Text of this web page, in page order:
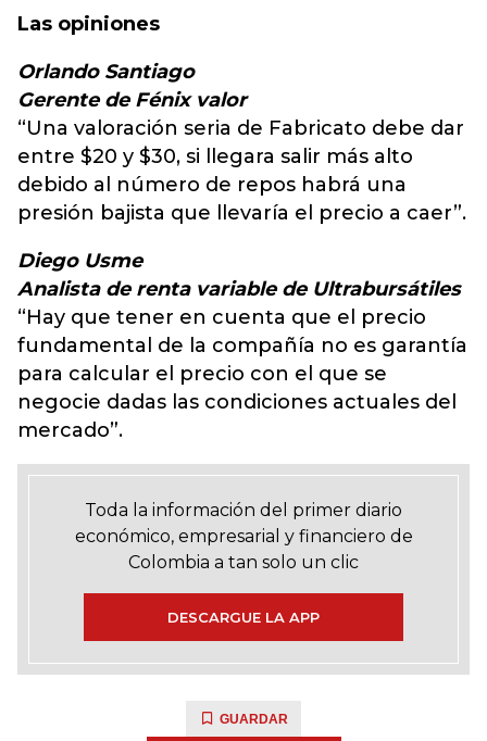
Las opiniones
Orlando Santiago
Gerente de Fénix valor
“Una valoración seria de Fabricato debe dar
entre $20 y $30, si llegara salir más alto
debido al número de repos habrá una
presión bajista que llevaría el precio a caer”.
Diego Usme
Analista de renta variable de Ultrabursátiles
“Hay que tener en cuenta que el precio
fundamental de la compañía no es garantía
para calcular el precio con el que se
negocie dadas las condiciones actuales del
mercado”.
Toda la información del primer diario
económico, empresarial y financiero de
Colombia a tan solo un clic
DESCARGUE LA APP
GUARDAR